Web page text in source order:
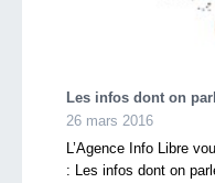
Les infos dont on
26 mars 2016
L’Agence Info Libre
: Les infos dont on